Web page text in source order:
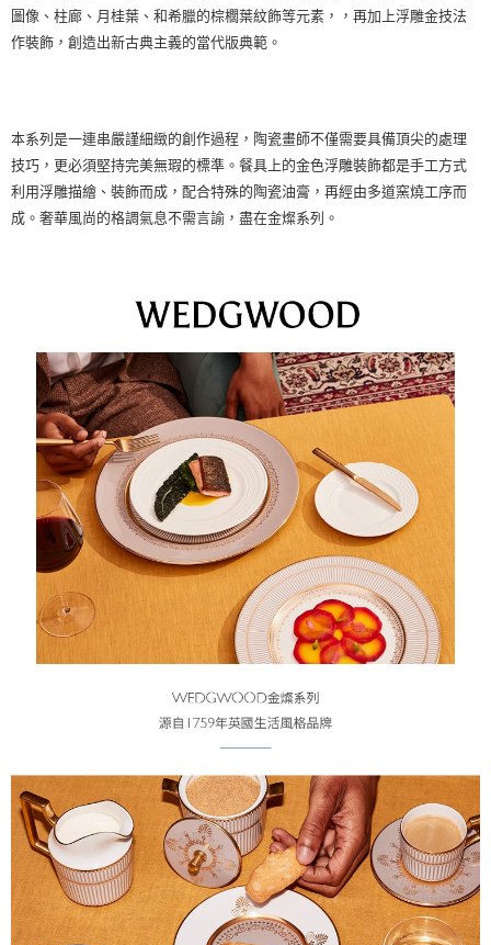
圖像、柱廊、月桂葉、和希臘的棕櫚葉紋飾等元素，，再加上浮雕金技法
作裝飾，創造出新古典主義的當代版典範。
本系列是一連串嚴謹細緻的創作過程，陶瓷畫師不僅需要具備頂尖的處理
技巧，更必須堅持完美無瑕的標準。餐具上的金色浮雕裝飾都是手工方式
利用浮雕描繪、裝飾而成，配合特殊的陶瓷油膏，再經由多道窯燒工序而
成。奢華風尚的格調氣息不需言諭，盡在金燦系列。